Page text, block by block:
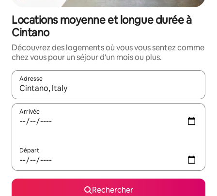
Locations moyenne et longue durée à
Cintano
Découvrez des logements où vous vous sentez comme
chez vous pour un séjour d'un mois ou plus.
Adresse
Lorsque les résultats s'affichent, utilisez les flèches vers le
Arrivée
Départ
Rechercher